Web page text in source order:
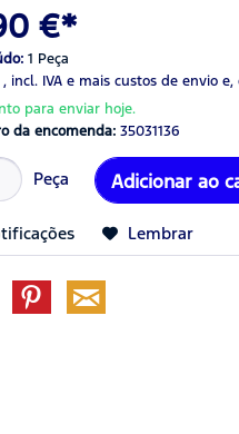
€*
1 Peça
, incl. IVAe mais custos de envio e,
para enviar hoje.
da encomenda:35031136
Peça Adicionar ao
Lembrar